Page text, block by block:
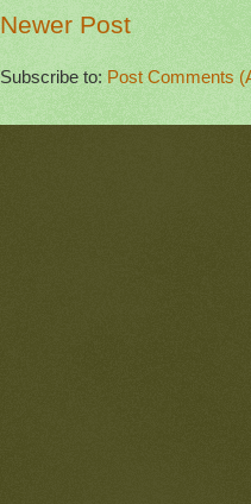
Newer Post
Subscribe to: Post Comments